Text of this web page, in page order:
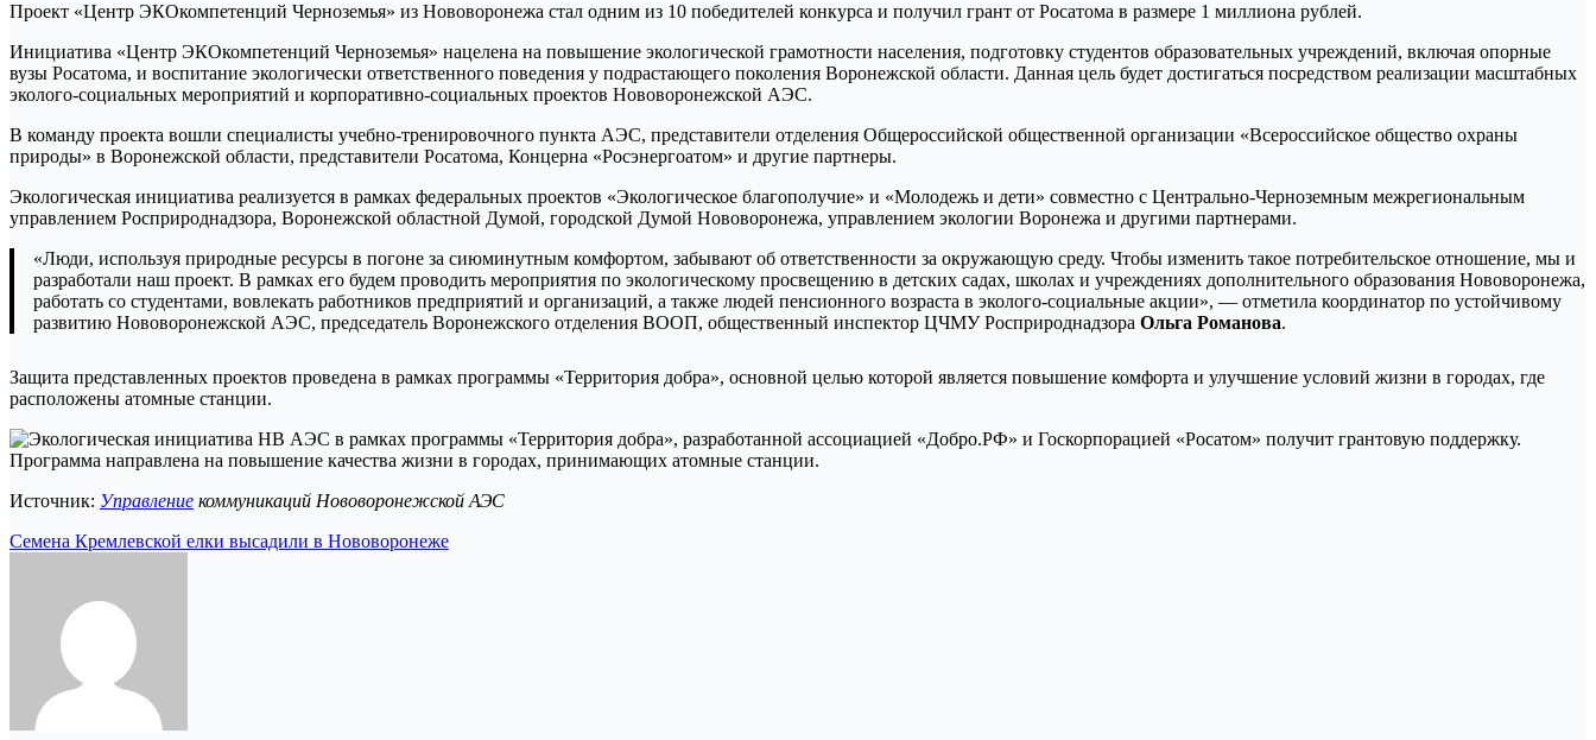
Проект «Центр ЭКОкомпетенций Черноземья» из Нововоронежа стал одним из 10 победителей конкурса и получил грант от Росатома в размере 1 миллиона рублей.
Инициатива «Центр ЭКОкомпетенций Черноземья» нацелена на повышение экологической грамотности населения, подготовку студентов образовательных учреждений, включая опорные
вузы Росатома, и воспитание экологически ответственного поведения у подрастающего поколения Воронежской области. Данная цель будет достигаться посредством реализации масштабных
эколого-социальных мероприятий и корпоративно-социальных проектов Нововоронежской АЭС.
В команду проекта вошли специалисты учебно-тренировочного пункта АЭС, представители отделения Общероссийской общественной организации «Всероссийское общество охраны
природы» в Воронежской области, представители Росатома, Концерна «Росэнергоатом» и другие партнеры.
Экологическая инициатива реализуется в рамках федеральных проектов «Экологическое благополучие» и «Молодежь и дети» совместно с Центрально-Черноземным межрегиональным
управлением Росприроднадзора, Воронежской областной Думой, городской Думой Нововоронежа, управлением экологии Воронежа и другими партнерами.
«Люди, используя природные ресурсы в погоне за сиюминутным комфортом, забывают об ответственности за окружающую среду. Чтобы изменить такое потребительское отношение, мы и
разработали наш проект. В рамках его будем проводить мероприятия по экологическому просвещению в детских садах, школах и учреждениях дополнительного образования Нововоронежа,
работать со студентами, вовлекать работников предприятий и организаций, а также людей пенсионного возраста в эколого-социальные акции», — отметила координатор по устойчивому
развитию Нововоронежской АЭС, председатель Воронежского отделения ВООП, общественный инспектор ЦЧМУ Росприроднадзора Ольга Романова.
Защита представленных проектов проведена в рамках программы «Территория добра», основной целью которой является повышение комфорта и улучшение условий жизни в городах, где
расположены атомные станции.
Источник: Управление коммуникаций Нововоронежской АЭС
Навигация
записям
Семена Кремлевской елки высадили в Нововоронеже